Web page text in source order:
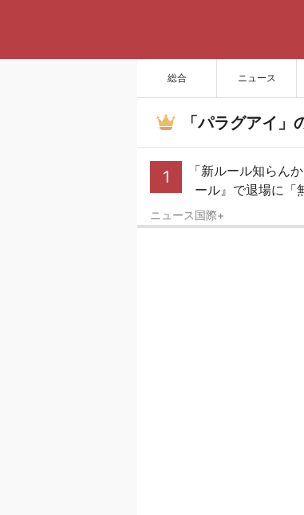
総合 ニュース
「パラグアイ
1
「新ルール知らん
ール』で退場に
ニュース国際+